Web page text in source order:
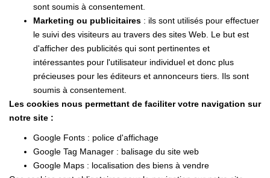
sont soumis à consentement.
Marketing ou publicitaires : ils sont utilisés pour effectuer
le suivi des visiteurs au travers des sites Web. Le but est
d'afficher des publicités qui sont pertinentes et
intéressantes pour l'utilisateur individuel et donc plus
précieuses pour les éditeurs et annonceurs tiers. Ils sont
soumis à consentement.
Les cookies nous permettant de faciliter votre navigation sur
notre site :
Google Fonts : police d'affichage
Google Tag Manager : balisage du site web
Google Maps : localisation des biens à vendre